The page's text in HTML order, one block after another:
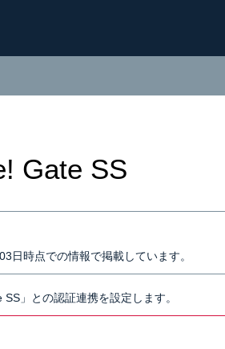
Gate SS
日時点での情報で掲載しています。
」との認証連携を設定します。